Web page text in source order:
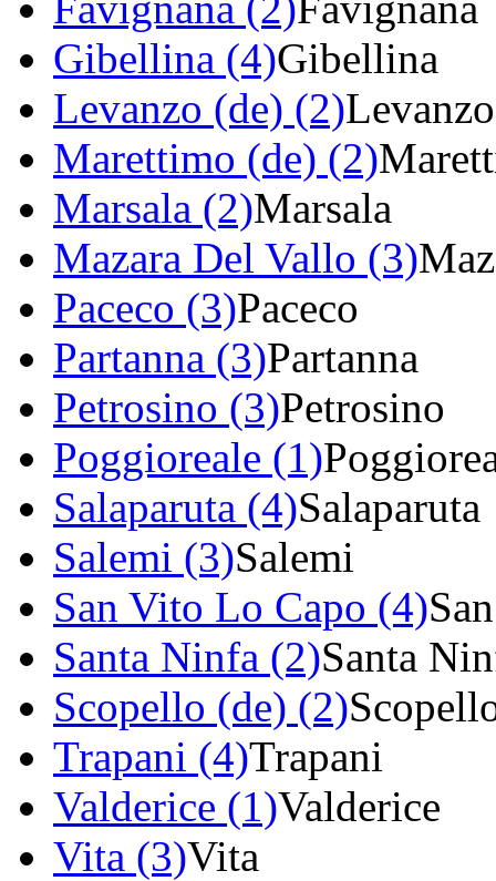
Gibellina (4)Gibellina
Levanzo (de) (2)Levanzo
Marettimo (de) (2)
Marsala (2)Marsala
Mazara Del Vallo (3)
Paceco (3)Paceco
Partanna (3)Partanna
Petrosino (3)Petrosino
Poggioreale (1)
Salaparuta (4)Salaparuta
Salemi (3)Salemi
San Vito Lo Capo (4)
Santa Ninfa (2)Santa
Scopello (de) (2)
Trapani (4)Trapani
Valderice (1)Valderice
Vita (3)Vita